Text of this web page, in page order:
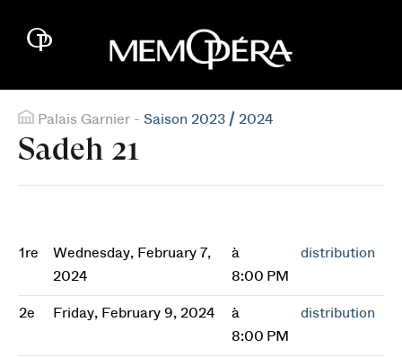
Palais Garnier - Saison 2023 / 2024
Sadeh 21
1re
Wednesday, February 7,
2024
à
8:00 PM
distribution
2e Friday, February 9, 2024
à
8:00 PM
distribution